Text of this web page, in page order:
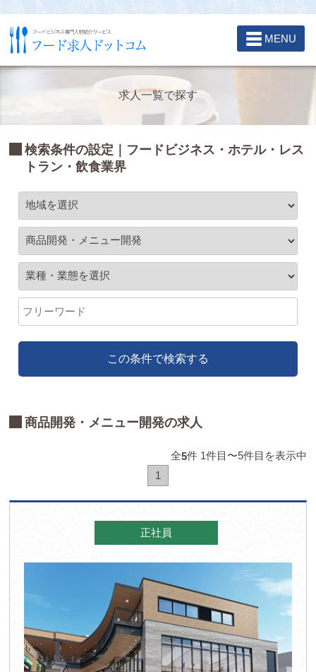
☰ MENU
求人一覧で探す
検索条件の設定｜フードビジネス・ホテル・レス
トラン・飲食業界
この条件で検索する
商品開発・メニュー開発の求人
全5件 1件目〜5件目を表示中
1
正社員